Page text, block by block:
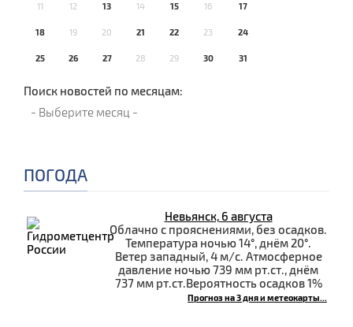
11 12 13 14 15 16 17
18 19 20 21 22 23 24
25 26 27 28 29 30 31
Поиск новостей по месяцам:
ПОГОДА
Невьянск, 6 августа
Облачно с прояснениями, без осадков.
Температура ночью 14°, днём 20°.
Ветер западный, 4 м/с. Атмосферное
давление ночью 739 мм рт.ст., днём
737 мм рт.ст.Вероятность осадков 1%
Прогноз на 3 дня и метеокарты...